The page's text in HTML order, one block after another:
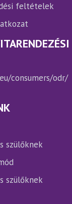
feltételek
consumers/odr/
szülőknek
szülőknek